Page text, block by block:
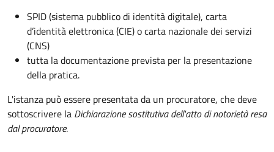
SPID (sistema pubblico di identità digitale), carta
d’identità elettronica (CIE) o carta nazionale dei servizi
(CNS)
tutta la documentazione prevista per la presentazione
della pratica.
L'istanza può essere presentata da un procuratore, che deve
sottoscrivere la Dichiarazione sostitutiva dell'atto di notorietà resa
dal procuratore.